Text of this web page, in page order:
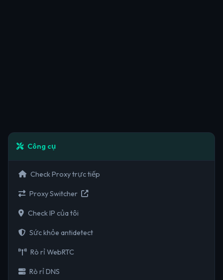
Công cụ
Check Proxy trực tiếp
Proxy Switcher
Check IP của tôi
Sức khỏe antidetect
Rò rỉ WebRTC
Rò rỉ DNS